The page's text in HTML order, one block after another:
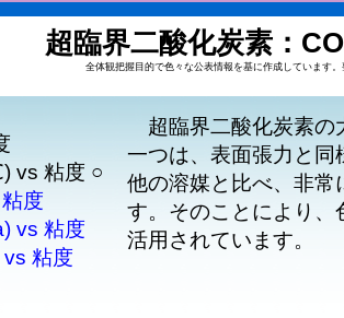
超臨界二酸化炭素：
全体観把握目的で色々な公表情報を基に作成しています
超臨界二酸化炭素の
一つは、表面張力と同
他の溶媒と比べ、非常
す。そのことにより、
活用されています。
粘度 ○
度
vs 粘度
粘度